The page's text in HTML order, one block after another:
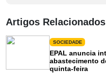
Artigos Relacionados
SOCIEDADE
EPAL anuncia
abastecimento
quinta-feira